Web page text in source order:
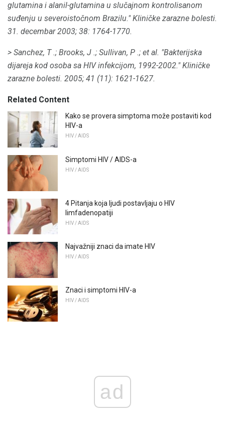
glutamina i alanil-glutamina u slučajnom kontrolisanom
suđenju u severoistočnom Brazilu." Kliničke zarazne bolesti.
31. decembar 2003; 38: 1764-1770.
> Sanchez, T .; Brooks, J .; Sullivan, P .; et al. "Bakterijska
dijareja kod osoba sa HIV infekcijom, 1992-2002." Kliničke
zarazne bolesti. 2005; 41 (11): 1621-1627.
Related Content
Kako se provera simptoma može postaviti kod
HIV-a
HIV / AIDS
Simptomi HIV / AIDS-a
HIV / AIDS
4 Pitanja koja ljudi postavljaju o HIV
limfadenopatiji
HIV / AIDS
Najvažniji znaci da imate HIV
HIV / AIDS
Znaci i simptomi HIV-a
HIV / AIDS
ad